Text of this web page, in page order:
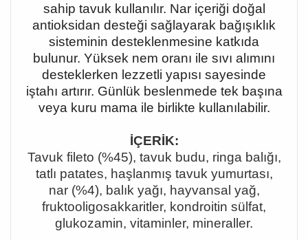
sahip tavuk kullanılır. Nar içeriği doğal
antioksidan desteği sağlayarak bağışıklık
sisteminin desteklenmesine katkıda
bulunur. Yüksek nem oranı ile sıvı alımını
desteklerken lezzetli yapısı sayesinde
iştahı artırır. Günlük beslenmede tek başına
veya kuru mama ile birlikte kullanılabilir.
İÇERİK:
Tavuk fileto (%45), tavuk budu, ringa balığı,
tatlı patates, haşlanmış tavuk yumurtası,
nar (%4), balık yağı, hayvansal yağ,
fruktooligosakkaritler, kondroitin sülfat,
glukozamin, vitaminler, mineraller.